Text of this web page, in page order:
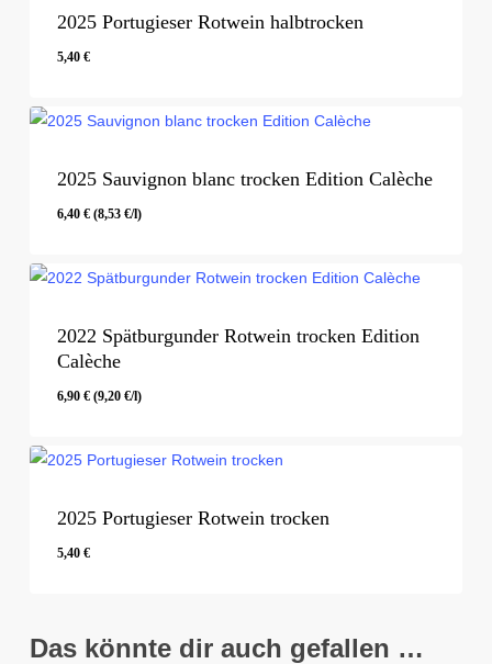
2025 Portugieser Rotwein halbtrocken
5,40 €
2025 Sauvignon blanc trocken Edition Calèche
6,40 € (8,53 €/l)
2022 Spätburgunder Rotwein trocken Edition
Calèche
6,90 € (9,20 €/l)
2025 Portugieser Rotwein trocken
5,40 €
Das könnte dir auch gefallen …